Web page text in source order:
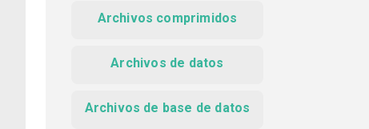
Archivos comprimidos
Archivos de datos
Archivos de base de datos